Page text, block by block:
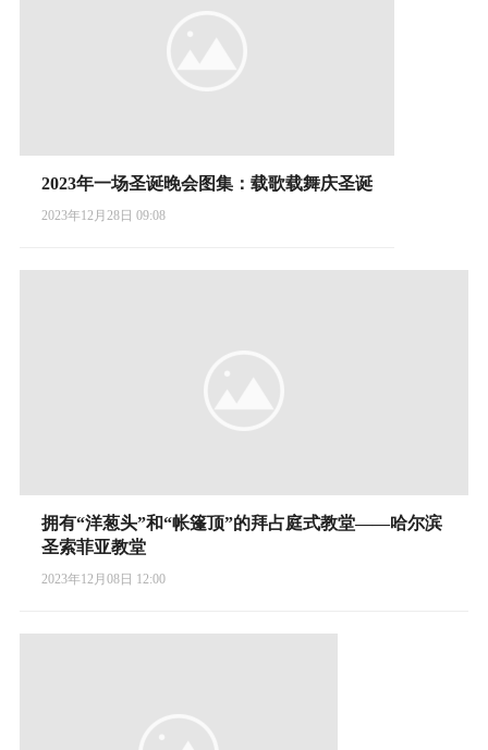
2023年一场圣诞晚会图集：载歌载舞庆圣诞
2023年12月28日 09:08
拥有“洋葱头”和“帐篷顶”的拜占庭式教堂——哈尔滨
圣索菲亚教堂
2023年12月08日 12:00